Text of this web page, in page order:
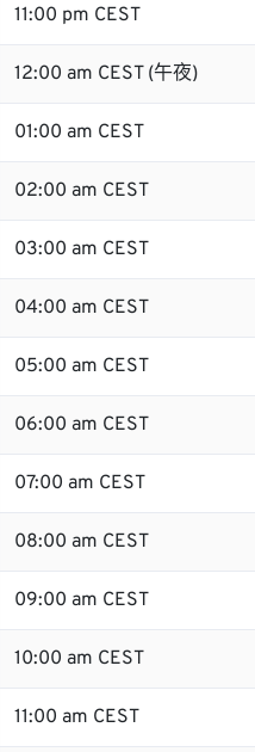
11:00 pm CEST
12:00 am CEST (午夜)
01:00 am CEST
02:00 am CEST
03:00 am CEST
04:00 am CEST
05:00 am CEST
06:00 am CEST
07:00 am CEST
08:00 am CEST
09:00 am CEST
10:00 am CEST
11:00 am CEST